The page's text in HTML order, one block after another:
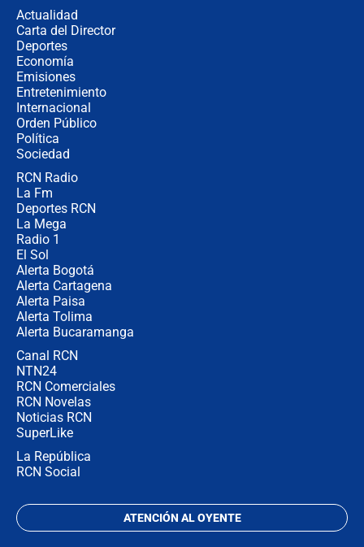
Actualidad
Carta del Director
Deportes
Economía
Emisiones
Entretenimiento
Internacional
Orden Público
Política
Sociedad
RCN Radio
La Fm
Deportes RCN
La Mega
Radio 1
El Sol
Alerta Bogotá
Alerta Cartagena
Alerta Paisa
Alerta Tolima
Alerta Bucaramanga
Canal RCN
NTN24
RCN Comerciales
RCN Novelas
Noticias RCN
SuperLike
La República
RCN Social
ATENCIÓN AL OYENTE